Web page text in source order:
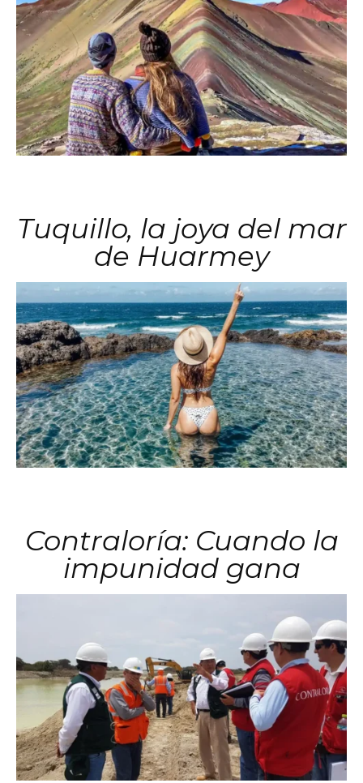
Tuquillo, la joya del mar
de Huarmey
Contraloría: Cuando la
impunidad gana